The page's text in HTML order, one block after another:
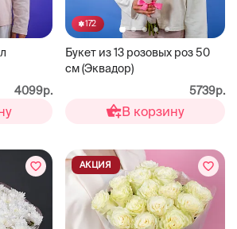
4099р.
172
Букет из 13 розовых роз 50
см (Эквадор)
5739р.
В корзину
АКЦИЯ